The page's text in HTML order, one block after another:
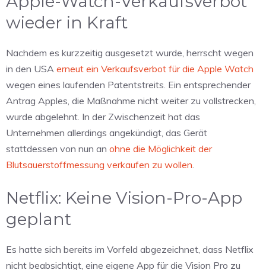
wieder in Kraft
Nachdem es kurzzeitig ausgesetzt wurde, herrscht wegen
in den USA erneut ein Verkaufsverbot für die Apple Watch
wegen eines laufenden Patentstreits. Ein entsprechender
Antrag Apples, die Maßnahme nicht weiter zu vollstrecken,
wurde abgelehnt. In der Zwischenzeit hat das
Unternehmen allerdings angekündigt, das Gerät
stattdessen von nun an ohne die Möglichkeit der
Blutsauerstoffmessung verkaufen zu wollen
Netflix: Keine Vision-Pro-App
geplant
Es hatte sich bereits im Vorfeld abgezeichnet, dass Netflix
nicht beabsichtigt, eine eigene App für die Vision Pro zu